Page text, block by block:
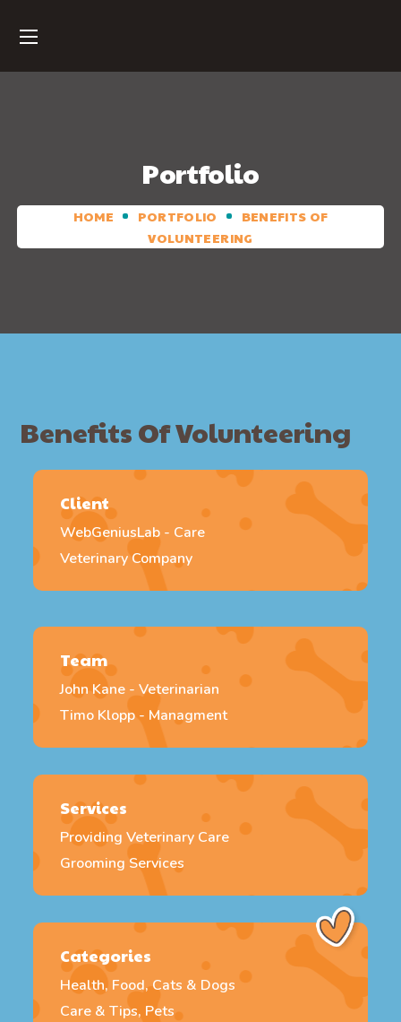
Portfolio
HOME PORTFOLIO
BENEFITS OF
VOLUNTEERING
Benefits Of Volunteering
Client
WebGeniusLab - Care
Veterinary Company
Team
John Kane - Veterinarian
Timo Klopp - Managment
Services
Providing Veterinary Care
Grooming Services
Categories
Health, Food, Cats & Dogs
Care & Tips, Pets